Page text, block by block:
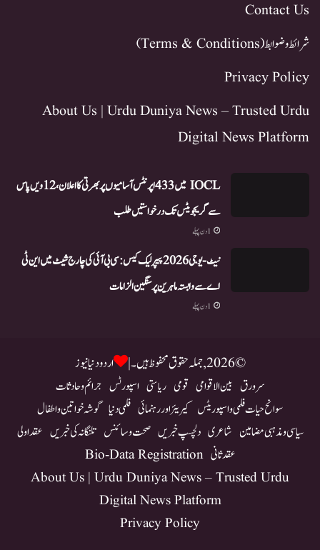
Contact Us
شرائط و ضوابط (Terms & Conditions)
Privacy Policy
About Us | Urdu Duniya News – Trusted Urdu
Digital News Platform
IOCL میں 433 اپرنٹس آسامیوں پر بھرتی کا اعلان، 12ویں پاس
سے گریجویٹس تک درخواستیں طلب
1 دن پہلے
نیٹ-یو جی 2026 پیپر لیک کیس: سی بی آئی کی چارج شیٹ میں این ٹی
اے سے وابستہ ماہرین پر سنگین الزامات
1 دن پہلے
© 2026, جملہ حقوق محفوظ ہیں۔ | اردو دنیا نیوز
سرورق بین الاقوامی قومی ریاستی اسپورٹس جرائم و حادثات
سوانح حیات فلمی و اسپوریٹس کیریئر اور رہنمائی فلمی دنیا گوشہ خواتین و اطفال
سیاسی و مذہبی مضامین شاعری دلچسپ خبریں صحت و سائنس تلنگانہ کی خبریں عقد اولی
عقد ثانی Bio-Data Registration
About Us | Urdu Duniya News – Trusted Urdu
Digital News Platform
Privacy Policy